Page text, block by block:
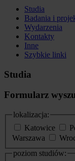
Studia
Badania i
Wydarzenia
Kontakty
Inne
Szybkie linki
Studia
Formularz
lokalizacja:
Katowice
Warszawa
poziom studiów: